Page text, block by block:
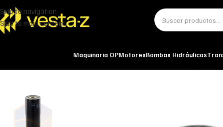
Skip to navigation
Skip to main content
Maquinaria OPMotoresBombas Hidráulicas